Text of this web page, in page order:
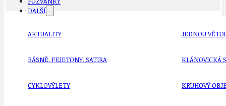
DALŠÍ
AKTUALITY
BÁSNĚ. FEJETONY. SATIRA
CYKLOVÝLETY
JEDNOU
KLÁNOVICKÁ
KRUHOVÝ